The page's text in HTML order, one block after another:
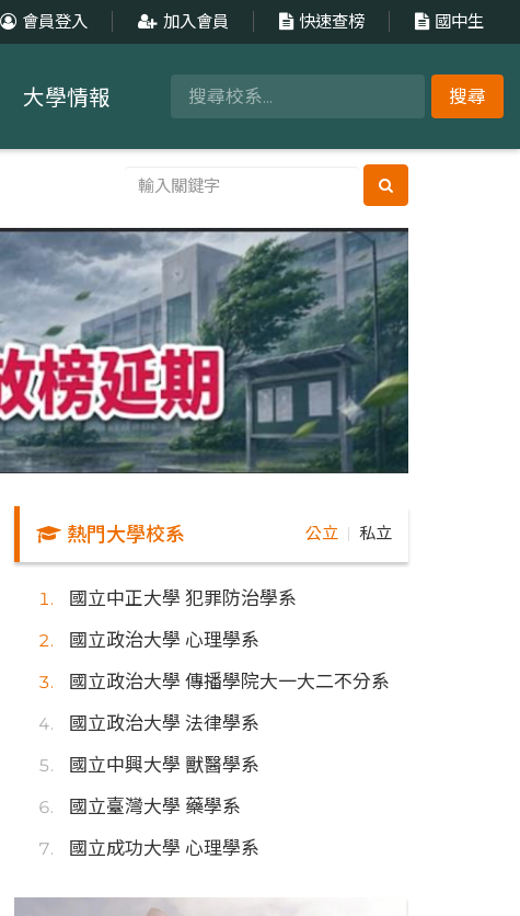
會員登入 加入會員 快速查榜 國中生
搜尋
大學情報
熱門大學校系 公立 私立
國立中正大學 犯罪防治學系
國立政治大學 心理學系
國立政治大學 傳播學院大一大二不分系
國立政治大學 法律學系
國立中興大學 獸醫學系
國立臺灣大學 藥學系
國立成功大學 心理學系